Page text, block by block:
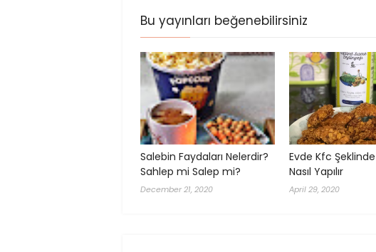
Bu yayınları beğenebilirsiniz
Salebin Faydaları Nelerdir?
Sahlep mi Salep mi?
December 21, 2020
Evde Kfc
Nasıl Yapılır
April 29, 2020